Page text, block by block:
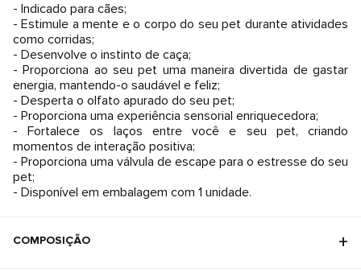
- Indicado para cães;
- Estimule a mente e o corpo do seu pet durante atividades
como corridas;
- Desenvolve o instinto de caça;
- Proporciona ao seu pet uma maneira divertida de gastar
energia, mantendo-o saudável e feliz;
- Desperta o olfato apurado do seu pet;
- Proporciona uma experiência sensorial enriquecedora;
- Fortalece os laços entre você e seu pet, criando
momentos de interação positiva;
- Proporciona uma válvula de escape para o estresse do seu
pet;
- Disponível em embalagem com 1 unidade.
COMPOSIÇÃO